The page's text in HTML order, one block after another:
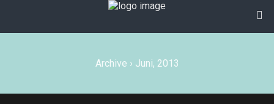
Archive › Juni, 2013